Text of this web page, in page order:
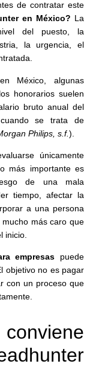
de contratar este
en México? La
del puesto, la
la urgencia, el
México, algunas
honorarios suelen
bruto anual del
cuando se trata de
Philips, s.f.).
únicamente
más importante es
de una mala
tiempo, afectar la
a una persona
más caro que
inicio.
empresas puede
objetivo no es pagar
con un proceso que